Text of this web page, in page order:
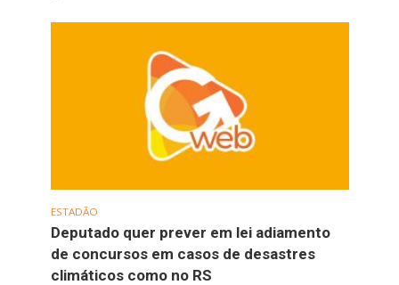
ESTADÃO
Deputado quer prever em lei adiamento
de concursos em casos de desastres
climáticos como no RS